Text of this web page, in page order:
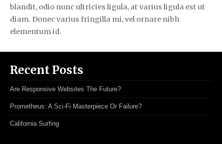
blandit, odio nunc ultricies ligula, at varius ligula est ut
diam. Donec varius fringilla mi, vel ornare nibh
elementum id.
Recent Posts
Are Responsive Websites The Future?
Prometheus: A Sci-Fi Masterpiece Or Failure?
California Surfing